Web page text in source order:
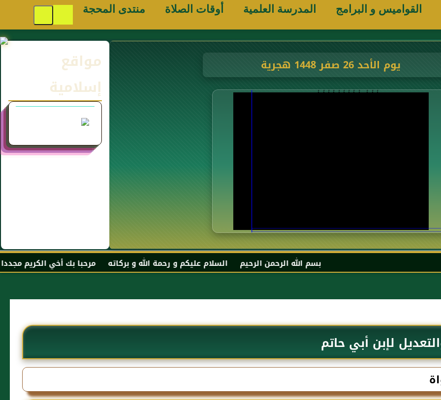
القواميس و البرامج المدرسة العلمية أوقات الصلاة منتدى المحجة
يوم الأحد 26 صفر 1448 هجرية
مواقع
إسلامية
بسم الله الرحمن الرحيم السلام عليكم و رحمة الله و بركاته مرحبا بك أخي الكريم مجددا في
لإبن أبي حاتم